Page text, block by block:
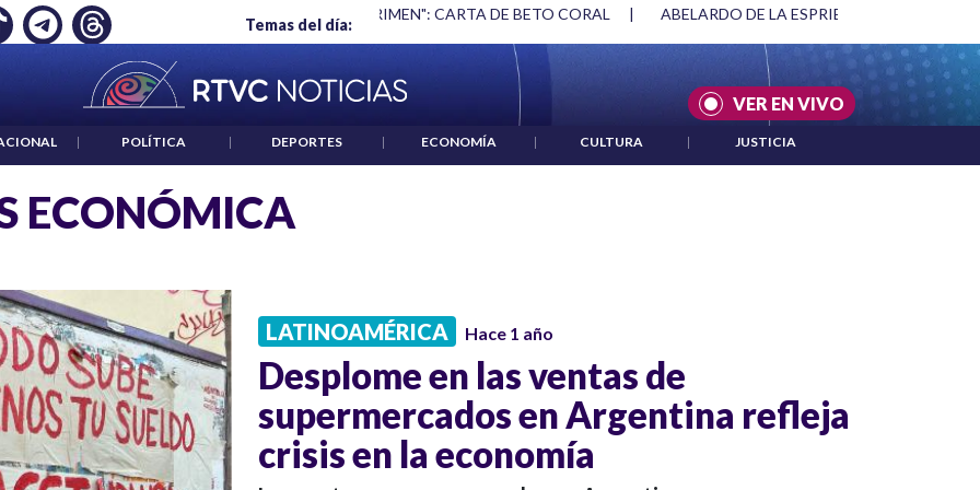
Temas del día:
EMPLEO: JP MORGAN "HABLAR NO ES UN CRIMEN": CARTA DE BETO CORAL | ABELARDO DE LA ESPRIELLA Y DMG
VER EN VIVO
| POLÍTICA | DEPORTES | ECONOMÍA | CULTURA | JUSTICIA
ECONÓMICA
LATINOAMÉRICA Hace 1 año
Desplome en las ventas de
supermercados en Argentina refleja
crisis en la economía